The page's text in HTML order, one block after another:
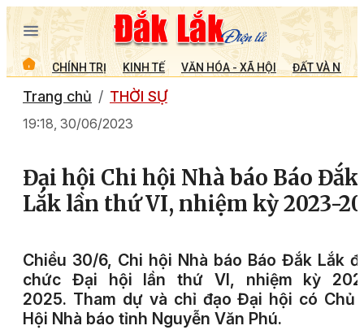
CHÍNH TRỊ KINH TẾ VĂN HÓA - XÃ HỘI ĐẤT VÀ
Trang chủ THỜI SỰ
19:18, 30/06/2023
Đại hội Chi hội Nhà báo Báo Đắk
Lắk lần thứ VI, nhiệm kỳ 2023-
Chiều 30/6, Chi hội Nhà báo Báo Đắk Lắk
chức Đại hội lần thứ VI, nhiệm kỳ
2025. Tham dự và chỉ đạo Đại hội có Chủ
Hội Nhà báo tỉnh Nguyễn Văn Phú.